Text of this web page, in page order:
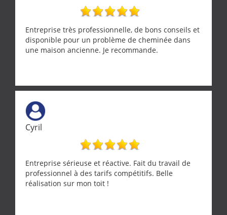
Entreprise très professionnelle, de bons conseils et
disponible pour un problème de cheminée dans
une maison ancienne. Je recommande.
Cyril
Entreprise sérieuse et réactive. Fait du travail de
professionnel à des tarifs compétitifs. Belle
réalisation sur mon toit !